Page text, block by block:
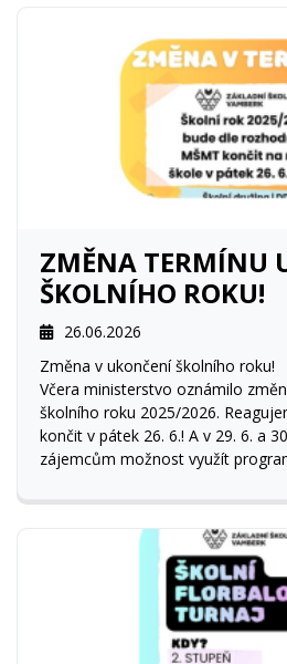
ZMĚNA TERMÍNU
ŠKOLNÍHO ROKU!
26.06.2026
Změna v ukončení školního roku!
Včera ministerstvo oznámilo
školního roku 2025/2026.
končit v pátek 26. 6.! A v 29. 6. a 30. 6. nabídneme
zájemcům možnost využít